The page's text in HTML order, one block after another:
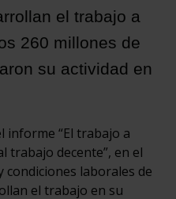
el trabajo a
260 millones de
su actividad en
informe “El trabajo a
trabajo decente”, en el
condiciones laborales de
el trabajo en su